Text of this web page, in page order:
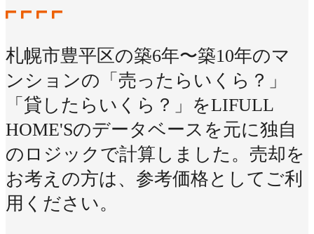
札幌市豊平区の築6年〜築10年のマ
ンションの「売ったらいくら？」
「貸したらいくら？」をLIFULL
HOME'Sのデータベースを元に独自
のロジックで計算しました。売却を
お考えの方は、参考価格としてご利
用ください。